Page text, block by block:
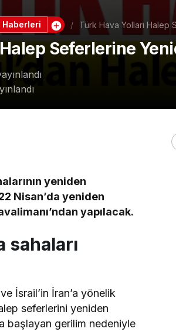
Haberleri Türk Hava Yolları Halep
Seferlerine
yeniden
Nisan’da yeniden
yapılacak.
sahaları
İsrail’in İran’a yönelik
seferlerini yeniden
başlayan gerilim nedeniyle